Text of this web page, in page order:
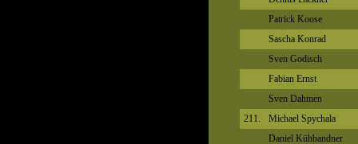
Patrick Koose
Sascha Konrad
Sven Godisch
Fabian Ernst
Sven Dahmen
211.
Michael Spychala
Daniel Kühbandner